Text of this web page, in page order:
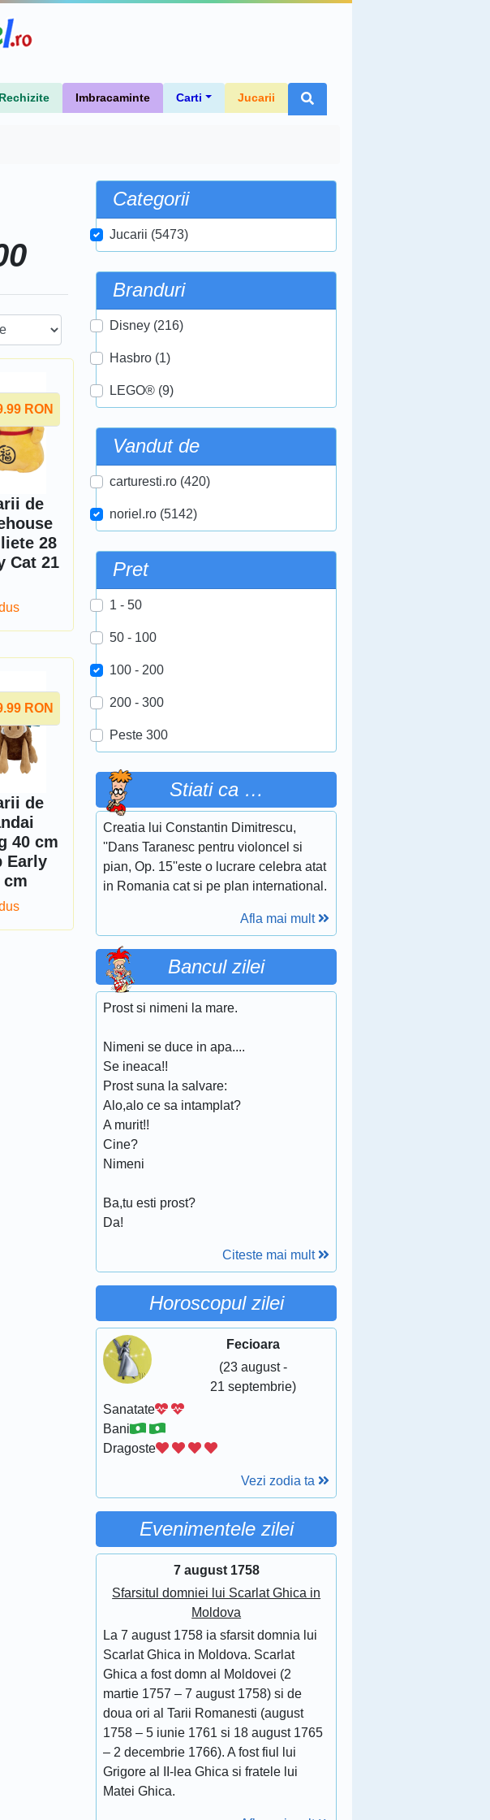
Rechizite Imbracaminte Carti Jucarii
RON
de
28
Cat 21
RON
de
40 cm
Early
cm
Categorii
Jucarii (5473)
Branduri
Disney (216)
Hasbro (1)
LEGO® (9)
Vandut de
carturesti.ro (420)
noriel.ro (5142)
Pret
1 - 50
50 - 100
100 - 200
200 - 300
Peste 300
Stiati ca …
Creatia lui Constantin Dimitrescu,
''Dans Taranesc pentru violoncel si
pian, Op. 15''este o lucrare celebra atat
in Romania cat si pe plan international.
Afla mai mult
Bancul zilei
Prost si nimeni la mare.
Nimeni se duce in apa....
Se ineaca!!
Prost suna la salvare:
Alo,alo ce sa intamplat?
A murit!!
Cine?
Nimeni
Ba,tu esti prost?
Da!
Citeste mai mult
Horoscopul zilei
Fecioara
(23 august -
21 septembrie)
Sanatate
Bani
Dragoste
Vezi zodia ta
Evenimentele zilei
7 august 1758
Sfarsitul domniei lui Scarlat Ghica in
Moldova
La 7 august 1758 ia sfarsit domnia lui
Scarlat Ghica in Moldova. Scarlat
Ghica a fost domn al Moldovei (2
martie 1757 – 7 august 1758) si de
doua ori al Tarii Romanesti (august
1758 – 5 iunie 1761 si 18 august 1765
– 2 decembrie 1766). A fost fiul lui
Grigore al II-lea Ghica si fratele lui
Matei Ghica.